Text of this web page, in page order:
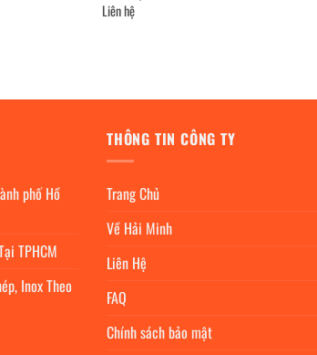
Liên hệ
phố Hồ
TPHCM
Inox Theo
THÔNG TIN CÔNG TY
Trang Chủ
Về Hải Minh
Liên Hệ
FAQ
Chính sách bảo mật